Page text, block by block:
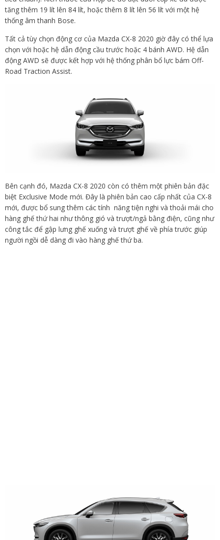
tăng thêm 19 lít lên 84 lít, hoặc thêm 8 lít lên 56 lít với một hệ
thống âm thanh Bose.
Tất cả tùy chọn động cơ của Mazda CX-8 2020 giờ đây có thể lựa
chọn với hoặc hệ dẫn động cầu trước hoặc 4 bánh AWD. Hệ dẫn
động AWD sẽ được kết hợp với hệ thống phân bổ lực bám Off-
Road Traction Assist.
Bên cạnh đó, Mazda CX-8 2020 còn có thêm một phiên bản đặc
biệt Exclusive Mode mới. Đây là phiên bản cao cấp nhất của CX-8
mới, được bổ sung thêm các tính năng tiện nghi và thoải mái cho
hàng ghế thứ hai như thông gió và trượt/ngả bằng điện, cũng như
công tắc để gập lưng ghế xuống và trượt ghế về phía trước giúp
người ngồi dễ dàng đi vào hàng ghế thứ ba.